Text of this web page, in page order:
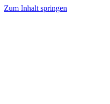
Zum Inhalt springen